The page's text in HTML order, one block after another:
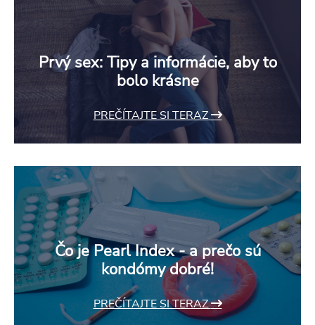
Prvý sex: Tipy a informácie, aby to
bolo krásne
PREČÍTAJTE SI TERAZ
Čo je Pearl Index - a prečo sú
kondómy dobré!
PREČÍTAJTE SI TERAZ